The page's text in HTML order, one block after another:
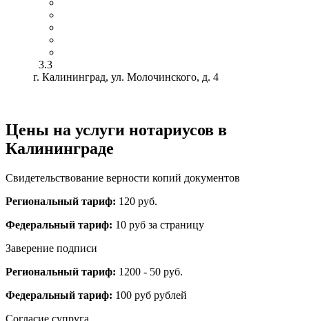
3.3
г. Калининград, ул. Молочинского, д. 4
Цены на услуги нотариусов в
Калининграде
Свидетельствование верности копий документов
Региональный тариф: 120 руб.
Федеральный тариф: 10 руб за страницу
Заверение подписи
Региональный тариф: 1200 - 50 руб.
Федеральный тариф: 100 руб рублей
Согласие супруга